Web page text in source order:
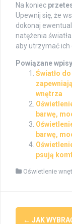
Na koniec
Upewnij się, że
dokonaj
natężenia
aby utrzymać ich
Powiązane
Światło
wnętrza
barwę,
barwę,
psują
Oświetlenie
Post
← JAK